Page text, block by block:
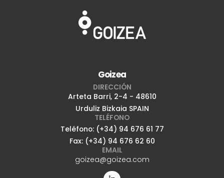
Goizea
DIRECCIÓN
Arteta Barri, 2-4 - 48610
Urduliz Bizkaia SPAIN
TELÉFONO
Teléfono: (+34) 94 676 61 77
Fax: (+34) 94 676 62 60
EMAIL
goizea@goizea.com